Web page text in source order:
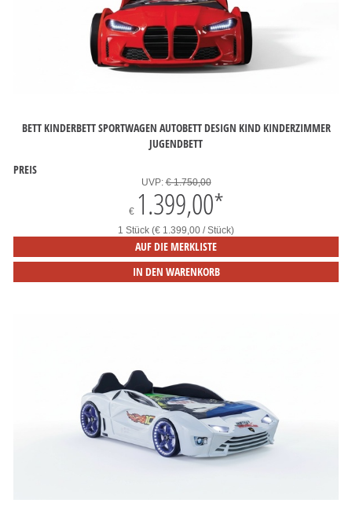
BETT KINDERBETT SPORTWAGEN AUTOBETT DESIGN KIND KINDERZIMMER
JUGENDBETT
PREIS
UVP:€ 1.750,00
€ 1.399,00*
1 Stück (€ 1.399,00 / Stück)
AUF DIE MERKLISTE
IN DEN WARENKORB